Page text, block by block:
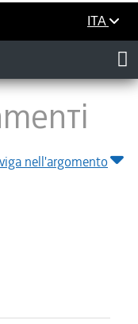
ITA
nell'argomento